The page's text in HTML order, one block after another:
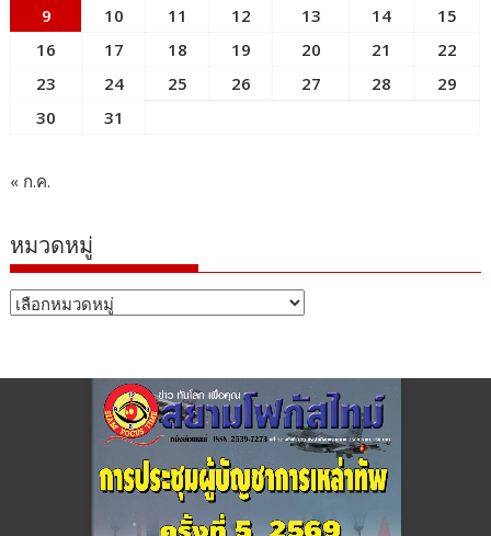
9
10 11 12 13 14
15
16
17 18 19 20 21
22
23
24 25 26 27 28
29
30
31
« ก.ค.
หมวดหมู่
หมวด